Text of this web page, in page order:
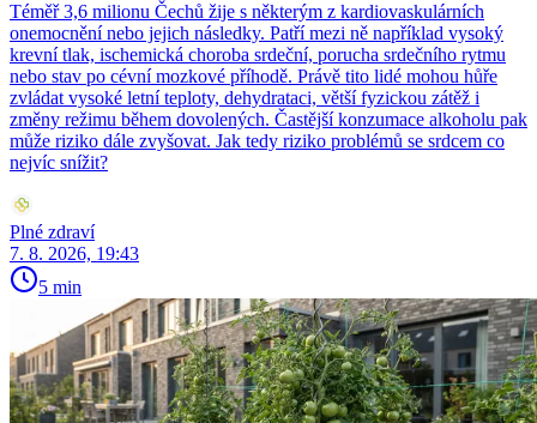
Téměř 3,6 milionu Čechů žije s některým z kardiovaskulárních
onemocnění nebo jejich následky. Patří mezi ně například vysoký
krevní tlak, ischemická choroba srdeční, porucha srdečního rytmu
nebo stav po cévní mozkové příhodě. Právě tito lidé mohou hůře
zvládat vysoké letní teploty, dehydrataci, větší fyzickou zátěž i
změny režimu během dovolených. Častější konzumace alkoholu pak
může riziko dále zvyšovat. Jak tedy riziko problémů se srdcem co
nejvíc snížit?
Plné zdraví
7. 8. 2026, 19:43
5 min